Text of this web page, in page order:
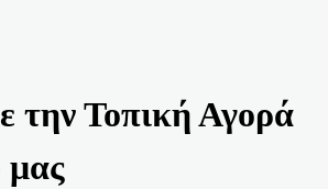
την Τοπική Αγορά
μας